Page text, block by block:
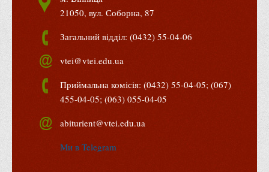
Реклами та зв'язків з громадськістю
Наукової роботи та міжнародної співпраці
Міжнародна діяльність
Програми подвійного диплому
Програми стажування (міжнародна практика)
21050, вул. Соборна, 87
Загальний відділ: (0432) 55-04-06
vtei@vtei.edu.ua
Приймальна комісія: (0432) 55-04-05; (067)
455-04-05; (063) 055-04-05
abiturient@vtei.edu.ua
Ми в Telegram